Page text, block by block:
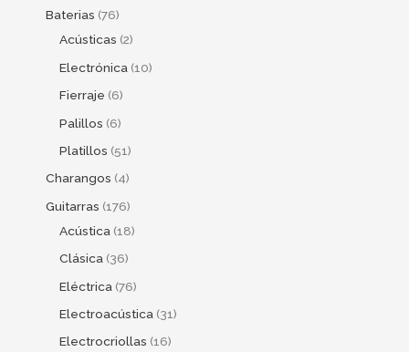
Baterias 76
Acústicas 2
Electrónica 10
Fierraje 6
Palillos 6
Platillos 51
Charangos 4
Guitarras 176
Acústica 18
Clásica 36
Eléctrica 76
Electroacústica 31
Electrocriollas 16